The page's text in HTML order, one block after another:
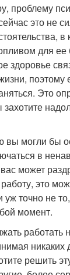
проблему
это не
для
здоровье
поэтому
Это
вы могли бы
в
может
это
точно не
момент.
работать
никаких
решить